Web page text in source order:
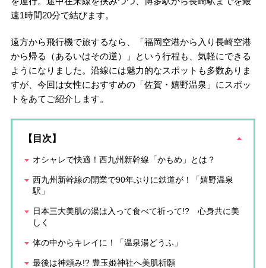
速1時間20分で結びます。
遠方から飛行機で旅するなら、「福岡空港から入り長崎空港
から帰る（あるいはその逆）」という行程も、気軽にできる
ようになりました。沿線には魅力的なスポットも多数ありま
すが、今回は女性におすすめの「佐賀・嬉野温泉」にスポッ
トをあてご紹介します。
【目次】
オシャレで快適！西九州新幹線「かもめ」とは？
西九州新幹線の開業で90年ぶりに鉄道が！「嬉野温泉
駅」
日本三大美肌の湯は入って食べて祈って!? 心身共に美
しく
体の中からキレイに！「温泉湯どうふ」
最後は神頼み!? 豊玉姫神社へ美肌祈願